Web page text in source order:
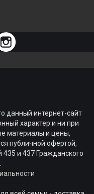
данный интернет-сайт
характер и ни при
материалы и цены,
публичной офертой,
и 437 Гражданского